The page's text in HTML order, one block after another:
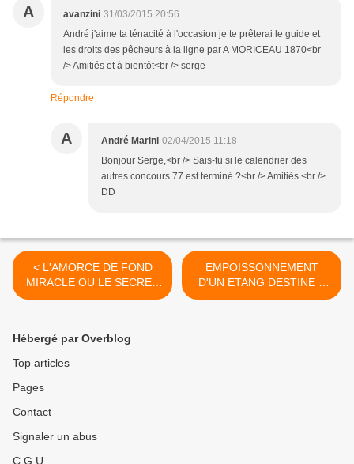
A avanzini 31/03/2015 20:56
André j'aime ta ténacité à l'occasion je te prêterai le guide et
les droits des pêcheurs à la ligne par A MORICEAU 1870<br
/> Amitiés et à bientôt<br /> serge
Répondre
A André Marini 02/04/2015 11:18
Bonjour Serge,<br /> Sais-tu si le calendrier des
autres concours 77 est terminé ?<br /> Amitiés <br />
DD
< L'AMORCE DE FOND
MIRACLE OU LE SECRET
DE POLICHINELLE.
EMPOISSONNEMENT
D'UN ETANG DESTINE A
LA PÊCHE. >
Hébergé par Overblog
Top articles
Pages
Contact
Signaler un abus
C.G.U.